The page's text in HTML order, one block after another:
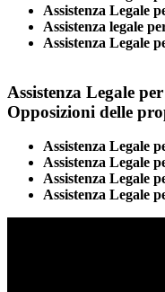
Assistenza Legale
Assistenza legale
Assistenza Legale
Assistenza Legale
Opposizioni delle
Assistenza Legale
Assistenza Legale
Assistenza Legale
Assistenza Legale